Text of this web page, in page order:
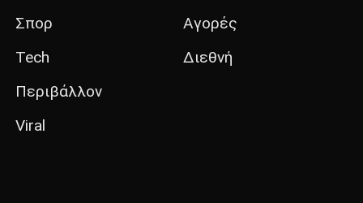
Σπορ
Tech
Περιβάλλον
Viral
Αγορές
Διεθνή